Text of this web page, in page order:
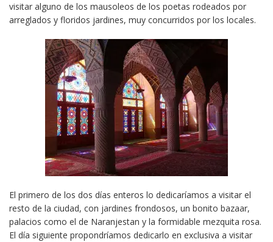
visitar alguno de los mausoleos de los poetas rodeados por
arreglados y floridos jardines, muy concurridos por los locales.
El primero de los dos días enteros lo dedicaríamos a visitar el
resto de la ciudad, con jardines frondosos, un bonito bazaar,
palacios como el de Naranjestan y la formidable mezquita rosa.
El día siguiente propondríamos dedicarlo en exclusiva a visitar